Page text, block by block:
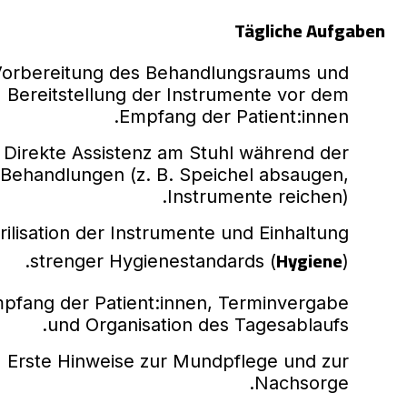
Tägliche Aufgaben
des Behandlungsraums und
Bereitstellung der Instrumente vor dem
Empfang der Patient:innen.
Direkte Assistenz am Stuhl während der
Behandlungen (z. B. Speichel absaugen,
Instrumente reichen).
der Instrumente und Einhaltung
strenger Hygienestandards (Hygiene).
der Patient:innen, Terminvergabe
und Organisation des Tagesablaufs.
Erste Hinweise zur Mundpflege und zur
Nachsorge.